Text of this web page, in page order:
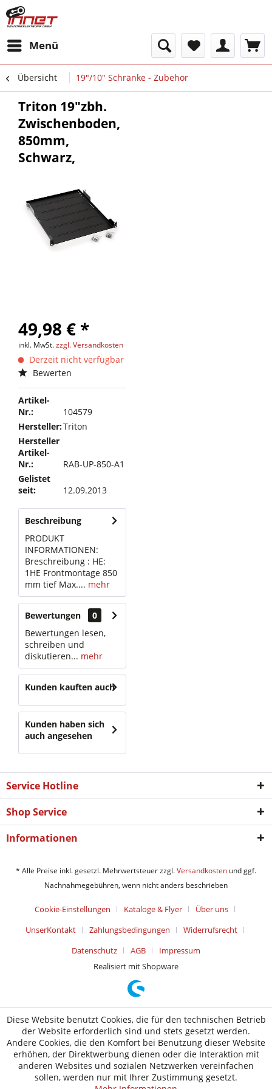
Menü
Übersicht 19"/10" Schränke - Zubehör
Triton 19"zbh.
Zwischenboden,
850mm,
Schwarz,
49,98 € *
inkl. MwSt.zzgl. Versandkosten
Derzeit nicht verfügbar
Bewerten
Artikel-
Nr.:
104579
Hersteller:Triton
Hersteller
Artikel-
Nr.:
RAB-UP-850-A1
Gelistet
seit:
12.09.2013
Beschreibung
PRODUKT
INFORMATIONEN:
Breschreibung : HE:
1HE Frontmontage 850
mm tief Max.... mehr
Bewertungen
0
Bewertungen lesen,
schreiben und
diskutieren... mehr
Kunden kauften auch
Kunden haben sich
auch angesehen
Service Hotline
Shop Service
Informationen
* Alle Preise inkl. gesetzl. Mehrwertsteuer zzgl.Versandkosten und ggf.
Nachnahmegebühren, wenn nicht anders beschrieben
Cookie-Einstellungen Kataloge & Flyer
Über uns
UnserKontakt
Zahlungsbedingungen
Widerrufsrecht
Datenschutz
AGB
Impressum
Realisiert mit Shopware
Diese Website benutzt Cookies, die für den technischen Betrieb
der Website erforderlich sind und stets gesetzt werden.
Andere Cookies, die den Komfort bei Benutzung dieser Website
erhöhen, der Direktwerbung dienen oder die Interaktion mit
anderen Websites und sozialen Netzwerken vereinfachen
sollen, werden nur mit Ihrer Zustimmung gesetzt.